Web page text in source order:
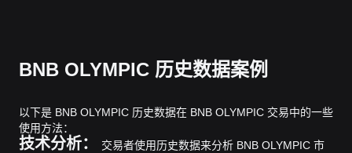
BNB OLYMPIC 历史数据案例
以下是 BNB OLYMPIC 历史数据在 BNB OLYMPIC 交易中的一些
使用方法：
技术分析：
交易者使用历史数据来分析 BNB OLYMPIC 市